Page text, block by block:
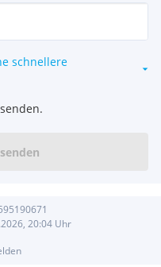
schnellere
20:04Uhr